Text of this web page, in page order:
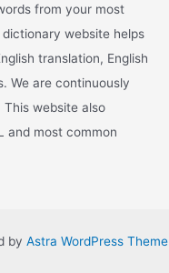
from your most
website helps
translation, English
We are continuously
website also
and most common
by Astra WordPress Theme